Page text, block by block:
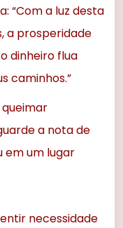
“Com a luz desta
a prosperidade
dinheiro flua
caminhos.”
queimar
a nota de
em um lugar
necessidade